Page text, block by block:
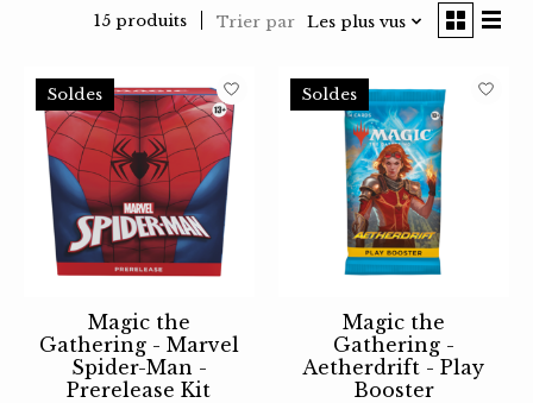
15 produits Trier par Les plus vus
Soldes
Magic the
Gathering - Marvel
Spider-Man -
Prerelease Kit
Soldes
Magic the
Gathering -
Aetherdrift - Play
Booster